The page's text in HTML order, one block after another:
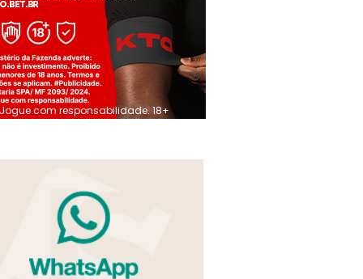
Jogue com responsabilidade. 18+